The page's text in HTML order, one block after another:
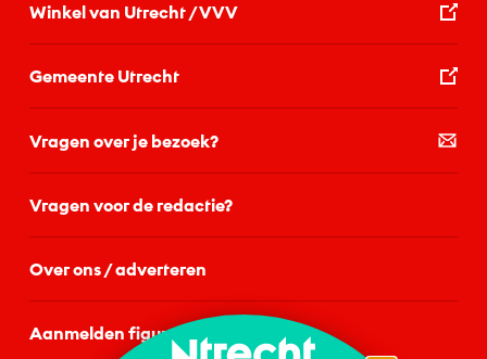
Winkel van Utrecht / VVV
Gemeente Utrecht
Vragen over je bezoek?
Vragen voor de redactie?
Over ons / adverteren
Aanmelden figurant